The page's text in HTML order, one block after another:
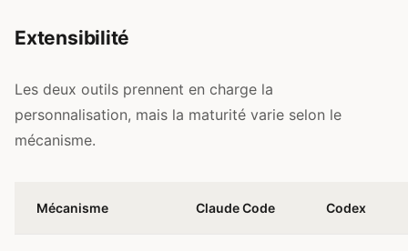
Extensibilité
Les deux outils prennent en charge la
personnalisation, mais la maturité varie selon le
mécanisme.
Mécanisme Claude Code Codex